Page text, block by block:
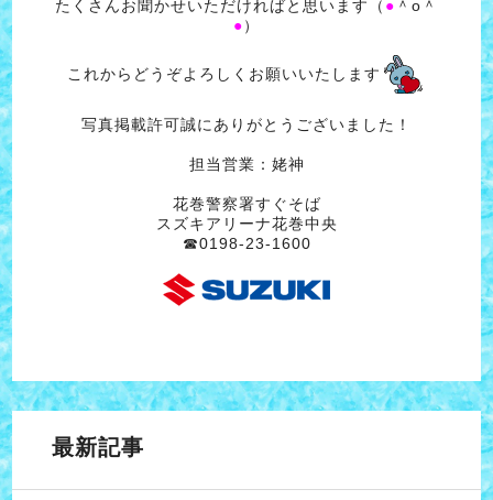
たくさんお聞かせいただければと思います（ ● ＾o＾
●）
これからどうぞよろしくお願いいたします
写真掲載許可誠にありがとうございました！
担当営業：姥神
花巻警察署すぐそば
スズキアリーナ花巻中央
☎0198-23-1600
最新記事